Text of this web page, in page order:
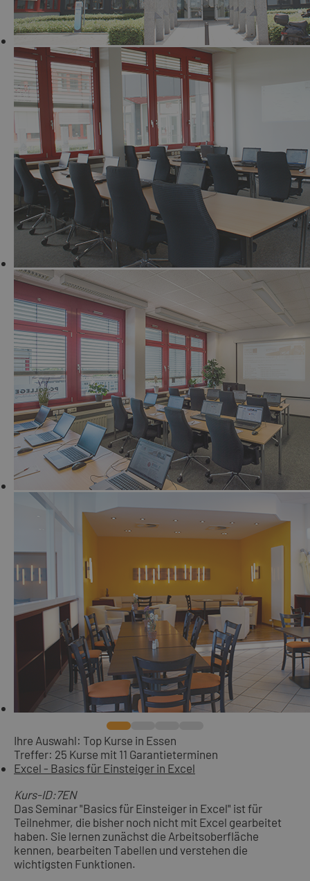
Ihre Auswahl: Top Kurse in Essen
Treffer: 25 Kurse mit 11 Garantieterminen
Excel - Basics für Einsteiger in Excel
Kurs-ID:7EN
Das Seminar "Basics für Einsteiger in Excel" ist für
Teilnehmer, die bisher noch nicht mit Excel gearbeitet
haben. Sie lernen zunächst die Arbeitsoberfläche
kennen, bearbeiten Tabellen und verstehen die
wichtigsten Funktionen.